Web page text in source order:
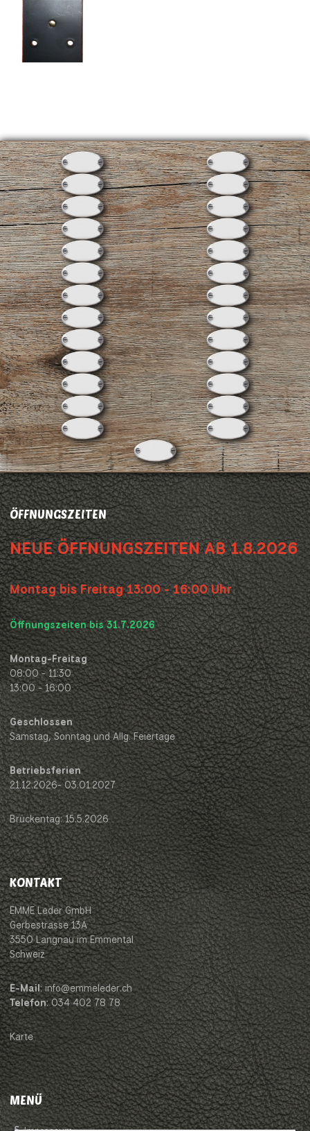
ÖFFNUNGSZEITEN
NEUE ÖFFNUNGSZEITEN AB 1.8.2026
Montag bis Freitag 13:00 - 16:00 Uhr
Öffnungszeiten bis 31.7.2026
Montag-Freitag
08:00 - 11:30
13:00 - 16:00
Geschlossen
Samstag, Sonntag und Allg. Feiertage
Betriebsferien
21.12.2026- 03.01.2027
Brückentag: 15.5.2026
KONTAKT
EMME Leder GmbH
Gerbestrasse 13A
3550 Langnau im Emmental
Schweiz
E-Mail: info@emmeleder.ch
Telefon: 034 402 78 78
Karte
MENÜ